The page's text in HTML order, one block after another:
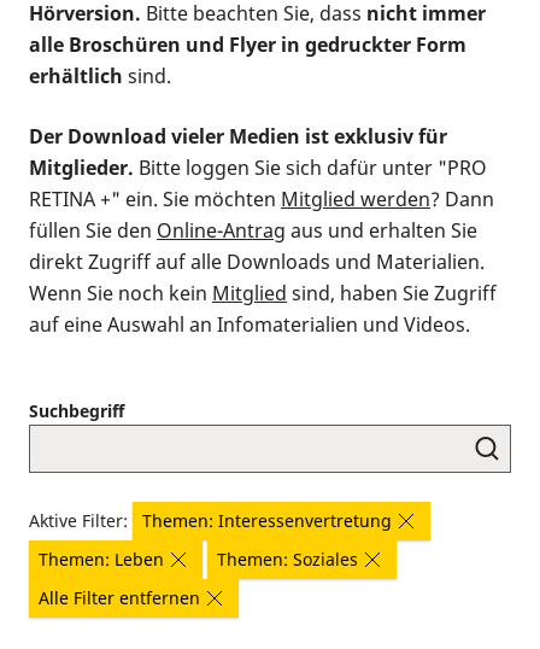
Hörversion. Bitte beachten Sie, dass nicht immer
alle Broschüren und Flyer in gedruckter Form
erhältlich sind.
Der Download vieler Medien ist exklusiv für
Mitglieder. Bitte loggen Sie sich dafür unter "PRO
RETINA +" ein. Sie möchten Mitglied werden? Dann
füllen Sie den Online-Antrag aus und erhalten Sie
direkt Zugriff auf alle Downloads und Materialien.
Wenn Sie noch kein Mitglied sind, haben Sie Zugriff
auf eine Auswahl an Infomaterialien und Videos.
Suchbegriff
Aktive Filter:
Themen: Interessenvertretung
Themen: Leben
Themen: Soziales
Alle Filter entfernen